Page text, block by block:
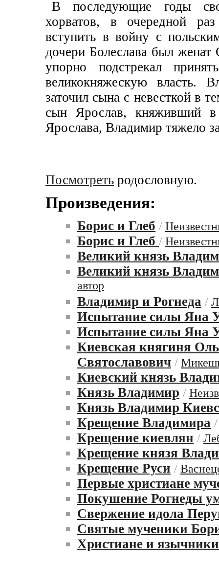
В последующие годы
хорватов, в очередной
вступить в войну с
дочери Болеслава был женат
упорно подстрекал
великокняжескую власть.
заточил сына с невесткой в
сын Ярослав, княживший
Ярослава, Владимир тяжело
Посмотреть родословную.
Произведения:
Борис и Глеб /
Борис и Глеб /
Великий князь
Великий князь
автор
Владимир и Рогнеда /
Испытание силы Яна
Испытание силы Яна
Киевская княгиня
Святославович /
Киевский князь
Князь Владимир /
Князь Владимир
Крещение Владимира
Крещение киевлян /
Крещение князя
Крещение Руси /
Первые христиане
Покушение Рогнеды
Свержение идола
Святые мученики
Христиане и язычники